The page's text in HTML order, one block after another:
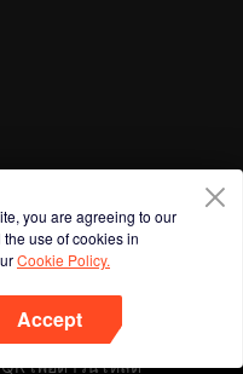
you are agreeing to our
the use of cookies in
Cookie Policy.
Accept
เพื่อดาวน์โหลด